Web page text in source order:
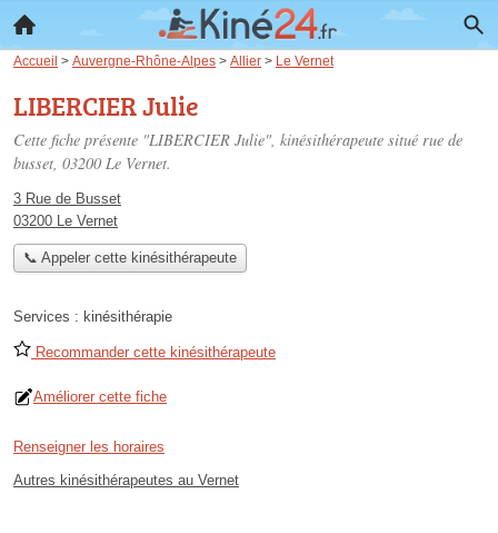
Accueil > Auvergne-Rhône-Alpes > Allier > Le Vernet
LIBERCIER Julie
Cette fiche présente "LIBERCIER Julie", kinésithérapeute situé rue de
busset, 03200 Le Vernet.
3 Rue de Busset
03200 Le Vernet
📞 Appeler cette kinésithérapeute
Services : kinésithérapie
Recommander cette kinésithérapeute
Améliorer cette fiche
Renseigner les horaires
Autres kinésithérapeutes au Vernet